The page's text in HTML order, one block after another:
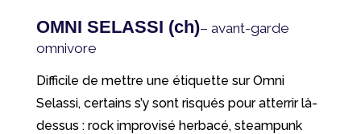
OMNI SELASSI (ch)– avant-garde
omnivore
Difficile de mettre une étiquette sur Omni
Selassi, certains s’y sont risqués pour atterrir là-
dessus : rock improvisé herbacé, steampunk